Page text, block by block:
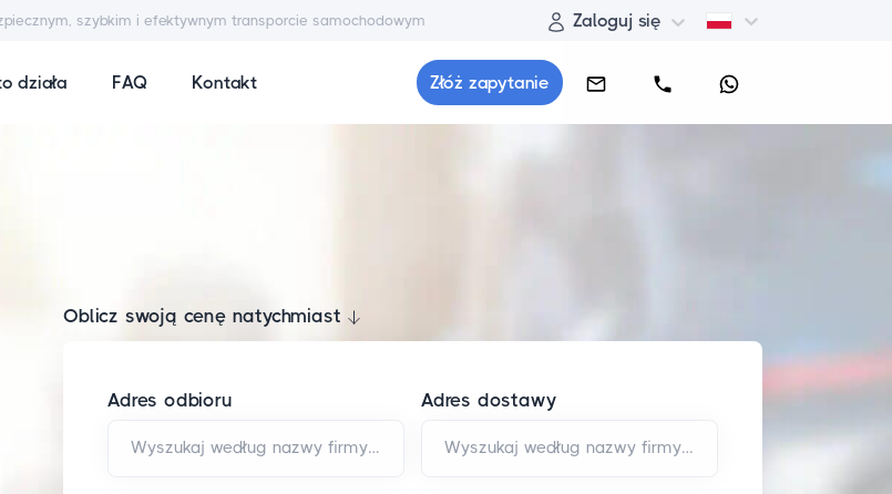
szybkim i efektywnym transporcie samochodowym Zaloguj się
działa FAQ Kontakt Złóż zapytanie
Oblicz swoją cenę natychmiast
Adres odbioru
Wyszukaj według nazwy firmy i/lub adresu*
Adres dostawy
Wyszukaj według nazwy firmy i/lub adresu*